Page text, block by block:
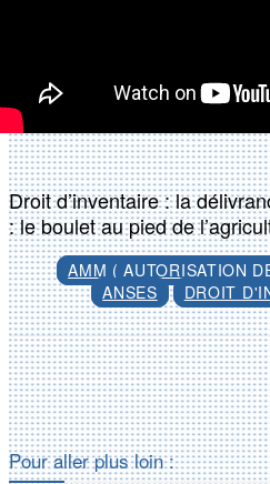
Droit d’inventaire : la
: le boulet au pied de
AMM ( AUTORISATION
ANSES
DROIT
Facebook
Pour aller plus loin :